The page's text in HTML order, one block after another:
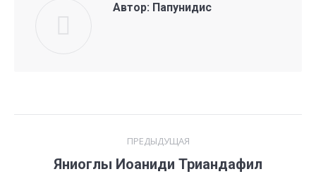
Автор: Папунидис
ПРЕДЫДУЩАЯ
Предыдущая
Яниоглы Иоаниди Триандафил